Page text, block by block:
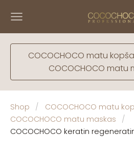
COCOCHOCO matu
COCOCHOCO matu
Shop
COCOCHOCO matu
COCOCHOCO matu maskas
COCOCHOCO keratin